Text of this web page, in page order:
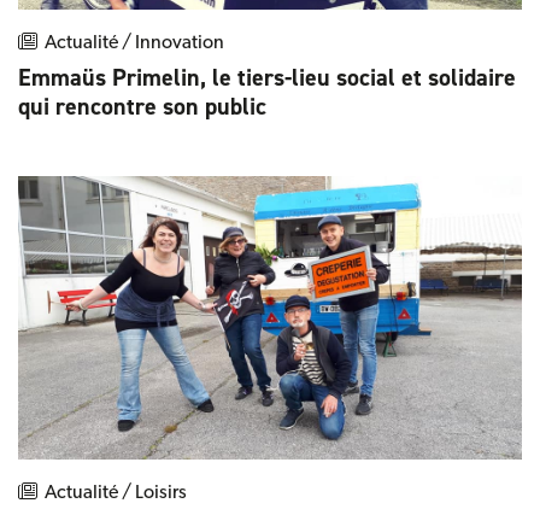
Actualité / Innovation
Emmaüs Primelin, le tiers-lieu social et solidaire
qui rencontre son public
Actualité / Loisirs